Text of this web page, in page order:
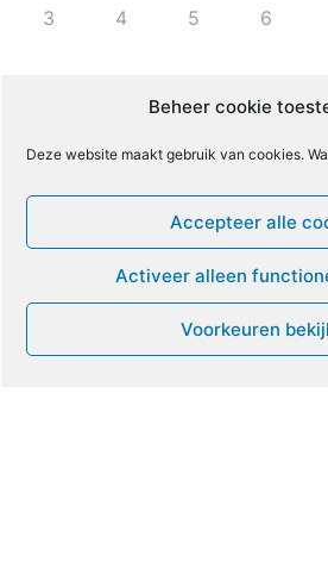
Beheer cookie
Deze website maakt gebruik van cookies.
Accepteer alle
Activeer alleen
Voorkeuren
3 4 5 6
17 18 19 20
26 27
31 1 2 3